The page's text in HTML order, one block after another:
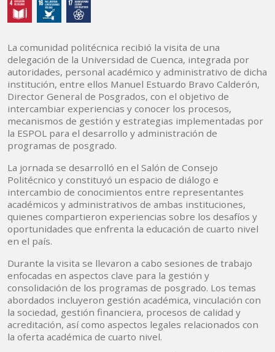
La comunidad politécnica recibió la visita de una
delegación de la Universidad de Cuenca, integrada por
autoridades, personal académico y administrativo de dicha
institución, entre ellos Manuel Estuardo Bravo Calderón,
Director General de Posgrados, con el objetivo de
intercambiar experiencias y conocer los procesos,
mecanismos de gestión y estrategias implementadas por
la ESPOL para el desarrollo y administración de
programas de posgrado.
La jornada se desarrolló en el Salón de Consejo
Politécnico y constituyó un espacio de diálogo e
intercambio de conocimientos entre representantes
académicos y administrativos de ambas instituciones,
quienes compartieron experiencias sobre los desafíos y
oportunidades que enfrenta la educación de cuarto nivel
en el país.
Durante la visita se llevaron a cabo sesiones de trabajo
enfocadas en aspectos clave para la gestión y
consolidación de los programas de posgrado. Los temas
abordados incluyeron gestión académica, vinculación con
la sociedad, gestión financiera, procesos de calidad y
acreditación, así como aspectos legales relacionados con
la oferta académica de cuarto nivel.